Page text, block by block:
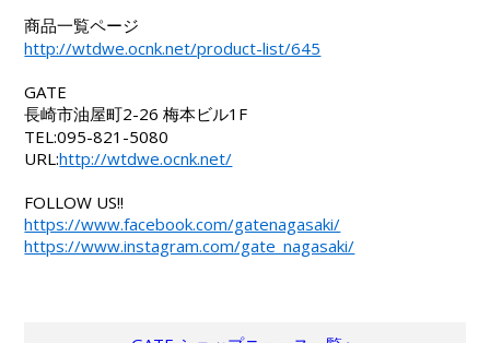
商品一覧ページ
http://wtdwe.ocnk.net/product-list/645
GATE
長崎市油屋町2-26 梅本ビル1F
TEL:095-821-5080
URL:http://wtdwe.ocnk.net/
FOLLOW US!!
https://www.facebook.com/gatenagasaki/
https://www.instagram.com/gate_nagasaki/